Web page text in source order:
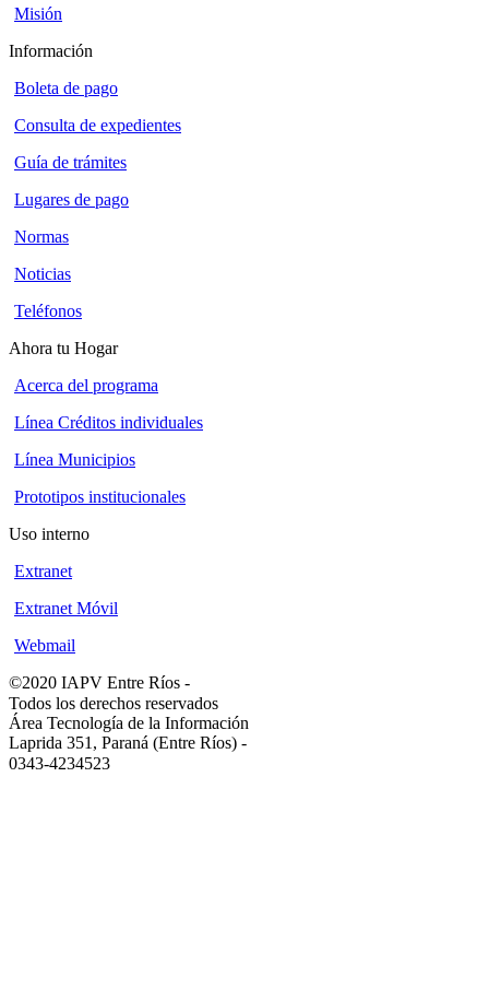
Misión
Información
Boleta de pago
Consulta de expedientes
Guía de trámites
Lugares de pago
Normas
Noticias
Teléfonos
Ahora tu Hogar
Acerca del programa
Línea Créditos individuales
Línea Municipios
Prototipos institucionales
Uso interno
Extranet
Extranet Móvil
Webmail
©2020 IAPV Entre Ríos -
Todos los derechos reservados
Área Tecnología de la Información
Laprida 351, Paraná (Entre Ríos) -
0343-4234523